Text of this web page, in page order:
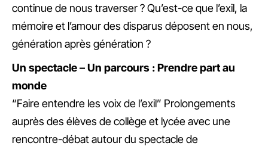
continue de nous traverser ? Qu’est-ce que l’exil, la
mémoire et l’amour des disparus déposent en nous,
génération après génération ?
Un spectacle – Un parcours : Prendre part au
monde
“Faire entendre les voix de l’exil” Prolongements
auprès des élèves de collège et lycée avec une
rencontre-débat autour du spectacle de